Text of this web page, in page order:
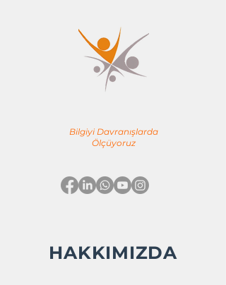
Bilgiyi Davranışlarda
Ölçüyoruz
HAKKIMIZDA